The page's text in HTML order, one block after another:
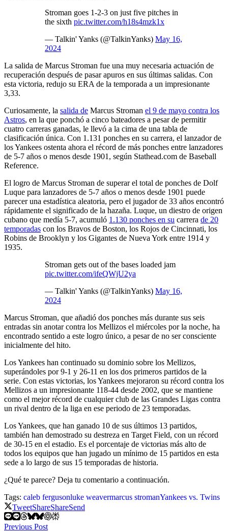
Stroman goes 1-2-3 on just five pitches in
the sixth pic.twitter.com/h18s4mzk1x
— Talkin' Yanks (@TalkinYanks) May 16,
2024
La salida de Marcus Stroman fue una muy necesaria actuación de
recuperación después de pasar apuros en sus últimas salidas. Con
esta victoria, redujo su ERA de la temporada a un impresionante
3,33.
Curiosamente, la salida de Marcus Stroman el 9 de mayo contra los
Astros, en la que ponchó a cinco bateadores a pesar de permitir
cuatro carreras ganadas, le llevó a la cima de una tabla de
clasificación única. Con 1.131 ponches en su carrera, el lanzador de
los Yankees ostenta ahora el récord de más ponches entre lanzadores
de 5-7 años o menos desde 1901, según Stathead.com de Baseball
Reference.
El logro de Marcus Stroman de superar el total de ponches de Dolf
Luque para lanzadores de 5-7 años o menos desde 1901 puede
parecer una estadística aleatoria, pero el jugador de 33 años encontró
rápidamente el significado de la hazaña. Luque, un diestro de origen
cubano que medía 5-7, acumuló 1.130 ponches en su carrera de 20
temporadas con los Bravos de Boston, los Rojos de Cincinnati, los
Robins de Brooklyn y los Gigantes de Nueva York entre 1914 y
1935.
Stroman gets out of the bases loaded jam
pic.twitter.com/ifeQWjU2ya
— Talkin' Yanks (@TalkinYanks) May 16,
2024
Marcus Stroman, que añadió dos ponches más durante sus seis
entradas sin anotar contra los Mellizos el miércoles por la noche, ha
encontrado sentido a este logro único, a pesar de no ser consciente
inicialmente del hito.
Los Yankees han continuado su dominio sobre los Mellizos,
superándoles por 9-1 y 26-11 en los dos primeros partidos de la
serie. Con estas victorias, los Yankees mejoraron su récord contra los
Mellizos a un impresionante 118-44 desde 2002, que se mantiene
como el mejor récord de cualquier club de las Grandes Ligas contra
un rival dentro de la liga en ese periodo de 23 temporadas.
Los Yankees, que han ganado 10 de sus últimos 13 partidos,
también han demostrado su destreza en Target Field, con un récord
de 30-15 en el estadio. Es el porcentaje de victorias más alto de
todos los equipos que han jugado un mínimo de 15 partidos en esta
sede a lo largo de sus 15 temporadas de historia.
¿Qué te parece? Deja tu comentario a continuación.
Tags: caleb fergusonluke weavermarcus stromanYankees vs. Twins
TweetShareShareSend
Previous Post